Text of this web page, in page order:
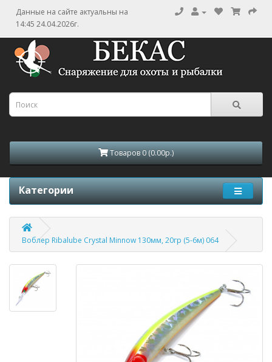
Данные на сайте актуальны на
14:45 24.04.2026г.
Товаров 0 (0.00р.)
Категории
Воблер Ribalube Crystal Minnow 130мм, 20гр (5-6м) 064